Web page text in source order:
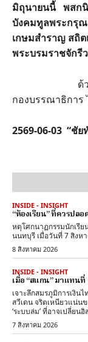
มิถุนายนนี้ พสกนิ
บังคมทูลพระกรุณ
เกษมสำราญ สถิ
พระบรมราชจักรี
ด้วยเกล้าด้
กองบรรณาธิการ
2569-06-03 “ชัย
INSIDE - INSIGHT
“ห้องเรียน” ที่ควรป
หตุโศกนาฏกรรมนักเรี
8 สิงหาคม 2026
INSIDE - INSIGHT
เมื่อ “สแกน” มาแทน
เจาะลึกสมรภูมิการเงิน
สวีเดน จริตเหนียวแน่น
‘ระบบล่ม’ ที่อาจเปลี่ย
7 สิงหาคม 2026